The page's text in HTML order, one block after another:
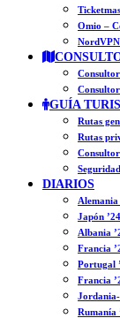
Omio –
GUÍA
Rutas
Rutas
DIARIOS
Alemania
Japón ’24
Albania
Francia
Portugal
Francia
Rumanía